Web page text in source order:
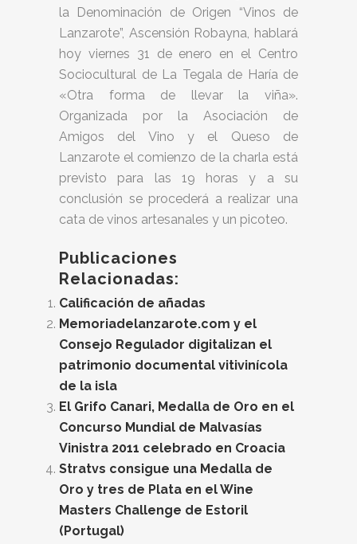
la Denominación de Origen “Vinos de
Lanzarote”, Ascensión Robayna, hablará
hoy viernes 31 de enero en el Centro
Sociocultural de La Tegala de Haría de
«Otra forma de llevar la viña».
Organizada por la Asociación de
Amigos del Vino y el Queso de
Lanzarote el comienzo de la charla está
previsto para las 19 horas y a su
conclusión se procederá a realizar una
cata de vinos artesanales y un picoteo.
Publicaciones
Relacionadas:
Calificación de añadas
Memoriadelanzarote.com y el
Consejo Regulador digitalizan el
patrimonio documental vitivinícola
de la isla
El Grifo Canari, Medalla de Oro en el
Concurso Mundial de Malvasías
Vinistra 2011 celebrado en Croacia
Stratvs consigue una Medalla de
Oro y tres de Plata en el Wine
Masters Challenge de Estoril
(Portugal)